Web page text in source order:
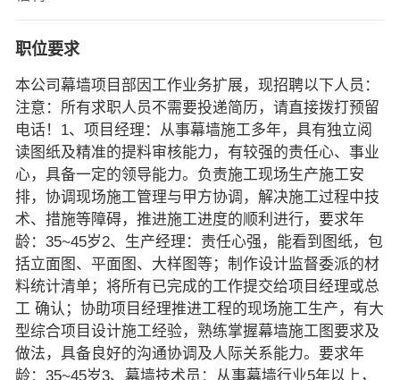
职位要求
本公司幕墙项目部因工作业务扩展，现招聘以下人员：
注意：所有求职人员不需要投递简历，请直接拨打预留
电话！1、项目经理：从事幕墙施工多年，具有独立阅
读图纸及精准的提料审核能力，有较强的责任心、事业
心，具备一定的领导能力。负责施工现场生产施工安
排，协调现场施工管理与甲方协调，解决施工过程中技
术、措施等障碍，推进施工进度的顺利进行，要求年
龄：35~45岁2、生产经理：责任心强，能看到图纸，包
括立面图、平面图、大样图等；制作设计监督委派的材
料统计清单；将所有已完成的工作提交给项目经理或总
工 确认；协助项目经理推进工程的现场施工生产，有大
型综合项目设计施工经验，熟练掌握幕墙施工图要求及
做法，具备良好的沟通协调及人际关系能力。要求年
龄：35~45岁3、幕墙技术员：从事幕墙行业5年以上，